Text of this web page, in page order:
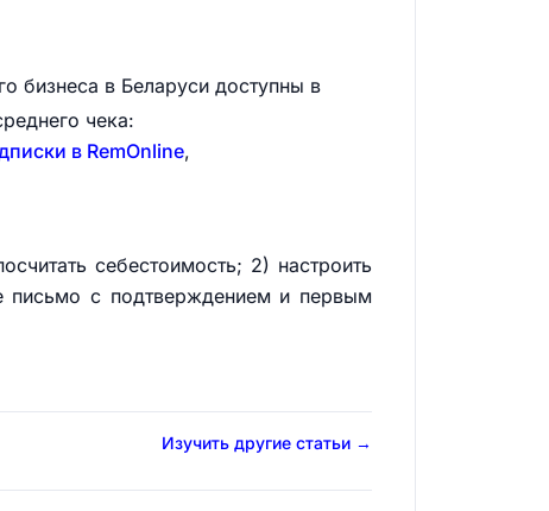
бизнеса в Беларуси доступны в
чека:
в RemOnline,
себестоимость; 2) настроить
письмо с подтверждением и первым
Изучить другие статьи →